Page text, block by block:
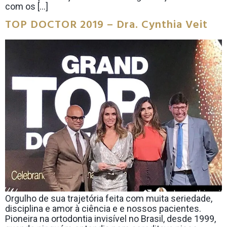
com os […]
TOP DOCTOR 2019 – Dra. Cynthia Veit
Orgulho de sua trajetória feita com muita seriedade,
disciplina e amor à ciência e e nossos pacientes.
Pioneira na ortodontia invisível no Brasil, desde 1999,